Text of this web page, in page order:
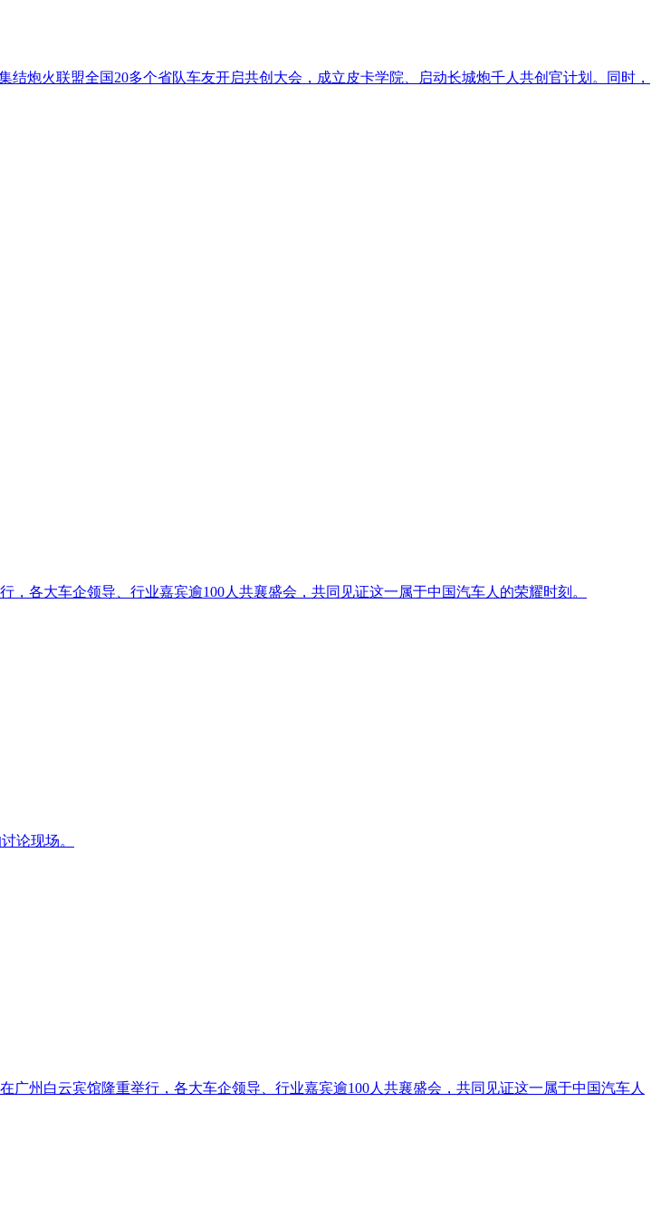
炮火联盟全国20多个省队车友开启共创大会，成立皮卡学院、启动长城炮千人共创官计划。同时，
各大车企领导、行业嘉宾逾100人共襄盛会，共同见证这一属于中国汽车人的荣耀时刻。
论现场。
广州白云宾馆隆重举行，各大车企领导、行业嘉宾逾100人共襄盛会，共同见证这一属于中国汽车人